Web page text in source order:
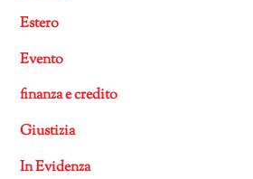
Estero
Evento
finanza e credito
Giustizia
In Evidenza